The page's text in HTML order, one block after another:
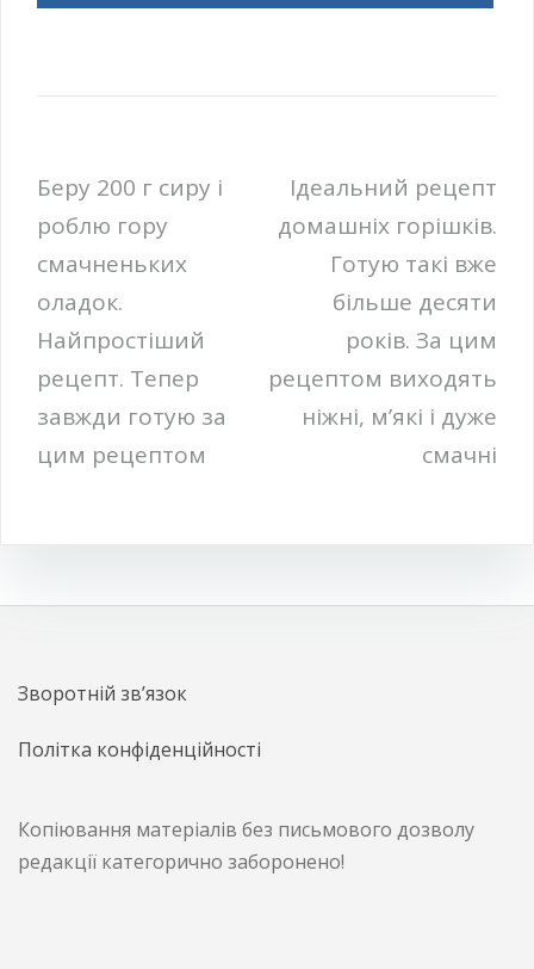
Навігація
записів
Беру 200 г сиру і
роблю гору
смачненьких
оладок.
Найпростіший
рецепт. Тепер
завжди готую за
цим рецептом
Ідеальний рецепт
домашніх горішків.
Готую такі вже
більше десяти
років. За цим
рецептом виходять
ніжні, м’які і дуже
смачні
Зворотній зв’язок
Політка конфіденційності
Копіювання матеріалів без письмового дозволу
редакції категорично заборонено!